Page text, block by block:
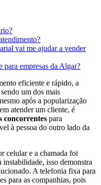
vai me ajudar a vender
para empresas da Algar?
eficiente e rápido, a
um dos mais
após a popularização
atender um cliente, é
concorrentes para
à pessoa do outro lado da
celular e a chamada foi
isso demonstra
A telefonia fixa para
para as companhias, pois